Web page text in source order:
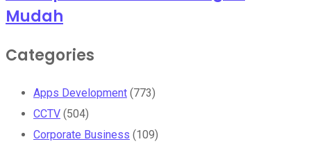
Mudah
Categories
Apps Development (773)
CCTV (504)
Corporate Business (109)